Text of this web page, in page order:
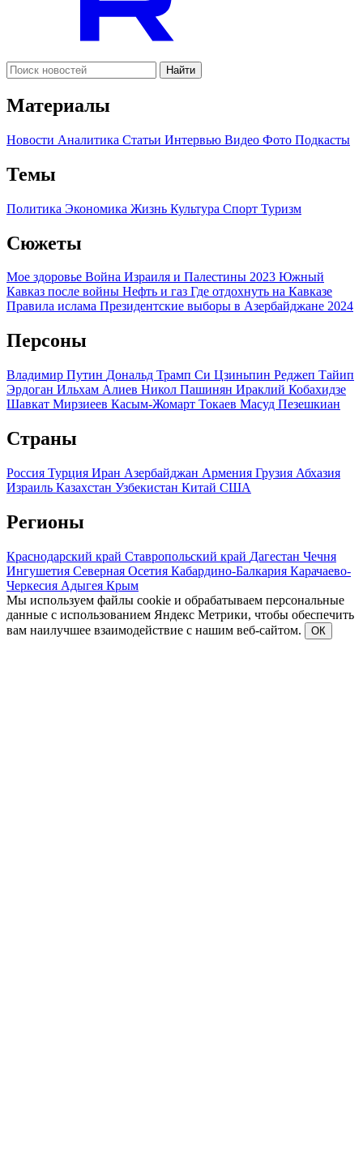
Найти
Материалы
Новости Аналитика Статьи Интервью Видео Фото Подкасты
Темы
Политика Экономика Жизнь Культура Спорт Туризм
Сюжеты
Мое здоровье Война Израиля и Палестины 2023 Южный
Кавказ после войны Нефть и газ Где отдохнуть на Кавказе
Правила ислама Президентские выборы в Азербайджане 2024
Персоны
Владимир Путин Дональд Трамп Си Цзиньпин Реджеп Тайип
Эрдоган Ильхам Алиев Никол Пашинян Ираклий Кобахидзе
Шавкат Мирзиеев Касым-Жомарт Токаев Масуд Пезешкиан
Страны
Россия Турция Иран Азербайджан Армения Грузия Абхазия
Израиль Казахстан Узбекистан Китай США
Регионы
Краснодарский край Ставропольский край Дагестан Чечня
Ингушетия Северная Осетия Кабардино-Балкария Карачаево-
Черкесия Адыгея Крым
Мы используем файлы cookie и обрабатываем персональные
данные с использованием Яндекс Метрики, чтобы обеспечить
вам наилучшее взаимодействие с нашим веб-сайтом.
ОК